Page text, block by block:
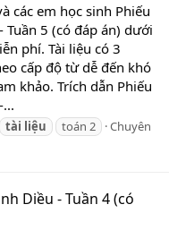
các em học sinh Phiếu
Tuần 5 (có đáp án) dưới
phí. Tài liệu có 3
cấp độ từ dễ đến khó
khảo. Trích dẫn Phiếu
tài liệu toán 2
Chuyên
Diều - Tuần 4 (có